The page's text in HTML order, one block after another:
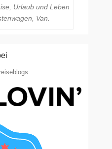
Urlaub und Leben
Van.